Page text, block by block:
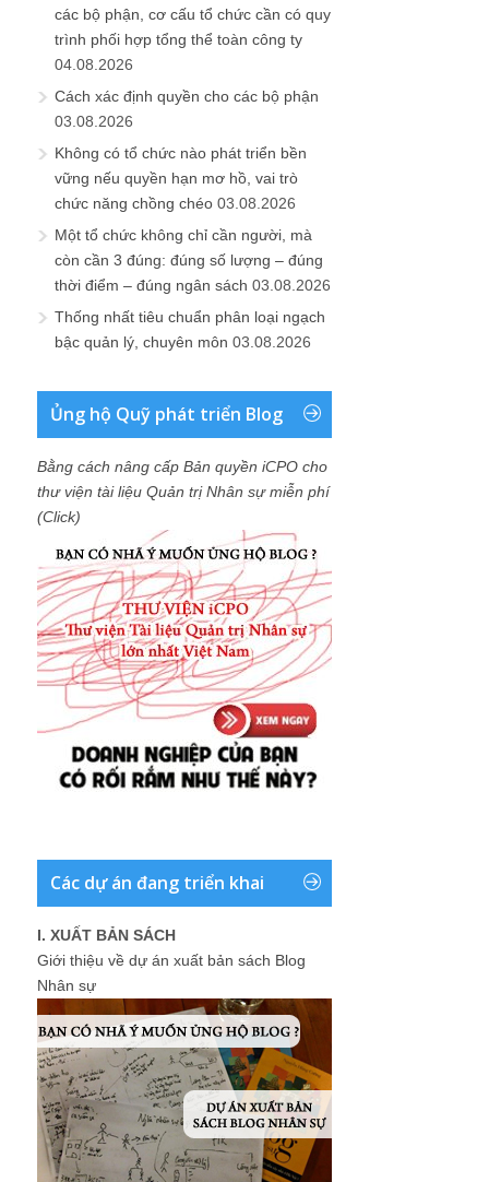
các bộ phận, cơ cấu tổ chức cần có quy
trình phối hợp tổng thể toàn công ty
04.08.2026
Cách xác định quyền cho các bộ phận
03.08.2026
Không có tổ chức nào phát triển bền
vững nếu quyền hạn mơ hồ, vai trò
chức năng chồng chéo 03.08.2026
Một tổ chức không chỉ cần người, mà
còn cần 3 đúng: đúng số lượng – đúng
thời điểm – đúng ngân sách 03.08.2026
Thống nhất tiêu chuẩn phân loại ngạch
bậc quản lý, chuyên môn 03.08.2026
Ủng hộ Quỹ phát triển Blog
Bằng cách nâng cấp Bản quyền iCPO cho
thư viện tài liệu Quản trị Nhân sự miễn phí
(Click)
Các dự án đang triển khai
I. XUẤT BẢN SÁCH
Giới thiệu về dự án xuất bản sách Blog
Nhân sự